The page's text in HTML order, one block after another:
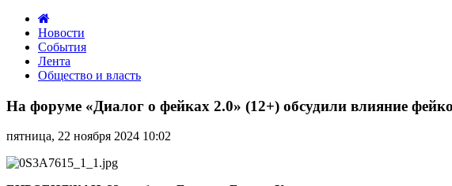
Новости
События
Лента
Общество и власть
форуме
«Диалог
о
фейках
2.0»
На форуме «Диалог о фейках 2.0» (12+) обсудили влияние
пятница, 22 ноября 2024 10:02